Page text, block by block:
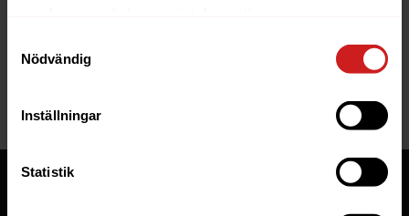
Nödvändig
Inställningar
Statistik
If you are the owner of this website or domain please
read
website to be suspended.